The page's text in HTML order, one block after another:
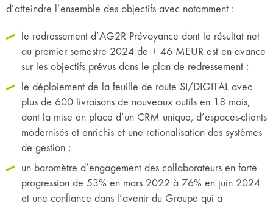
d’atteindre l’ensemble des objectifs avec notamment :
le redressement d’AG2R Prévoyance dont le résultat net
au premier semestre 2024 de + 46 MEUR est en avance
sur les objectifs prévus dans le plan de redressement ;
le déploiement de la feuille de route SI/DIGITAL avec
plus de 600 livraisons de nouveaux outils en 18 mois,
dont la mise en place d’un CRM unique, d’espaces-clients
modernisés et enrichis et une rationalisation des systèmes
de gestion ;
un baromètre d’engagement des collaborateurs en forte
progression de 53% en mars 2022 à 76% en juin 2024
et une confiance dans l’avenir du Groupe qui a